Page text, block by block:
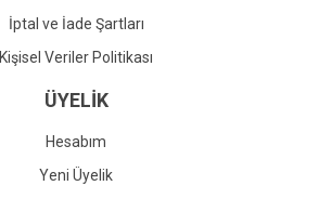
İptal ve İade Şartları
Kişisel Veriler Politikası
ÜYELİK
Hesabım
Yeni Üyelik